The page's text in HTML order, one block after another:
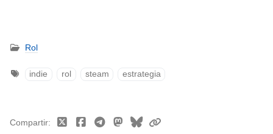
Rol
indie rol steam estrategia
Compartir